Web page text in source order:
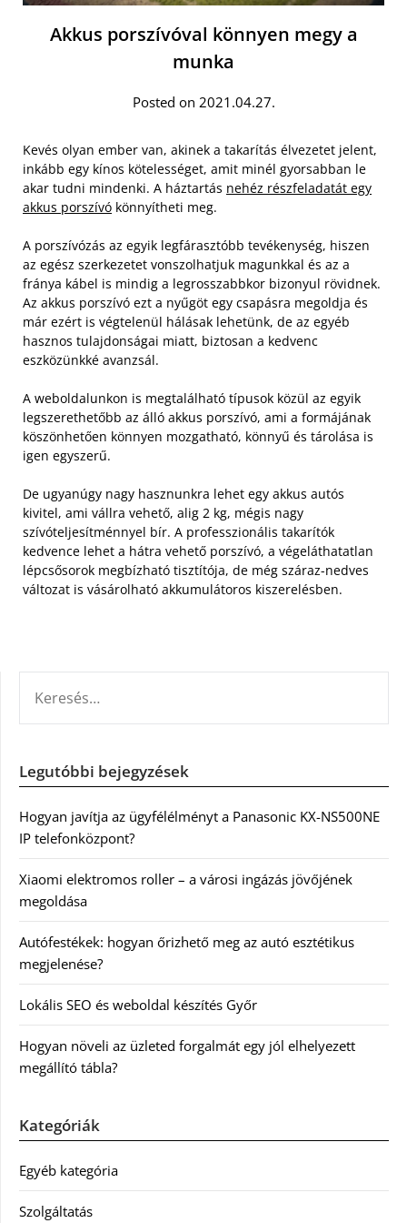
Akkus porszívóval könnyen megy a
munka
Posted on 2021.04.27.
Kevés olyan ember van, akinek a takarítás élvezetet jelent,
inkább egy kínos kötelességet, amit minél gyorsabban le
akar tudni mindenki. A háztartás nehéz részfeladatát egy
akkus porszívó könnyítheti meg.
A porszívózás az egyik legfárasztóbb tevékenység, hiszen
az egész szerkezetet vonszolhatjuk magunkkal és az a
fránya kábel is mindig a legrosszabbkor bizonyul rövidnek.
Az akkus porszívó ezt a nyűgöt egy csapásra megoldja és
már ezért is végtelenül hálásak lehetünk, de az egyéb
hasznos tulajdonságai miatt, biztosan a kedvenc
eszközünkké avanzsál.
A weboldalunkon is megtalálható típusok közül az egyik
legszerethetőbb az álló akkus porszívó, ami a formájának
köszönhetően könnyen mozgatható, könnyű és tárolása is
igen egyszerű.
De ugyanúgy nagy hasznunkra lehet egy akkus autós
kivitel, ami vállra vehető, alig 2 kg, mégis nagy
szívóteljesítménnyel bír. A professzionális takarítók
kedvence lehet a hátra vehető porszívó, a végeláthatatlan
lépcsősorok megbízható tisztítója, de még száraz-nedves
változat is vásárolható akkumulátoros kiszerelésben.
Legutóbbi bejegyzések
Hogyan javítja az ügyfélélményt a Panasonic KX-NS500NE
IP telefonközpont?
Xiaomi elektromos roller – a városi ingázás jövőjének
megoldása
Autófestékek: hogyan őrizhető meg az autó esztétikus
megjelenése?
Lokális SEO és weboldal készítés Győr
Hogyan növeli az üzleted forgalmát egy jól elhelyezett
megállító tábla?
Kategóriák
Egyéb kategória
Szolgáltatás